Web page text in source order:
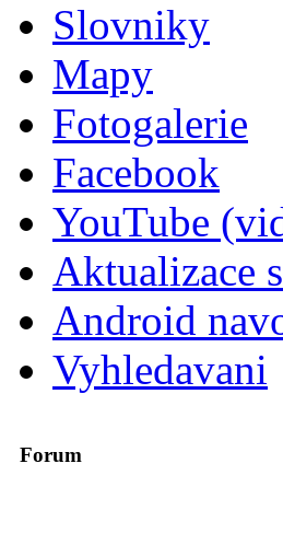
Slovniky
Mapy
Fotogalerie
Facebook
YouTube
Aktualizace
Android
Vyhledavani
Forum